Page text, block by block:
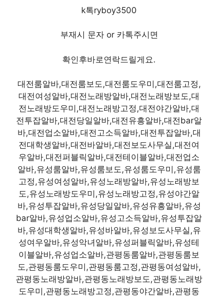
k톡ryboy3500
부재시 문자 or 카톡주시면
확인후바로연락드릴게요.
대전룸알바,대전룸보도,대전룸도우미,대전룸고정,
대전여성알바,대전노래방알바,대전노래방보도,대
전노래방도우미,대전노래방고정,대전야간알바,대
전투잡알바,대전당일알바,대전유흥알바,대전bar알
바,대전업소알바,대전고소득알바,대전투잡알바,대
전대학생알바,대전바알바,대전보도사무실,대전여
우알바,대전퍼블릭알바,대전테이블알바,대전업소
알바,유성룸알바,유성룸보도,유성룸도우미,유성룸
고정,유성여성알바,유성노래방알바,유성노래방보
도,유성노래방도우미,유성노래방고정,유성야간알
바,유성투잡알바,유성당일알바,유성유흥알바,유성
bar알바,유성업소알바,유성고소득알바,유성투잡알
바,유성대학생알바,유성바알바,유성보도사무실,유
성여우알바,유성악녀알바,유성퍼블릭알바,유성테
이블알바,유성업소알바,관평동룸알바,관평동룸보
도,관평동룸도우미,관평동룸고정,관평동여성알바,
관평동노래방알바,관평동노래방보도,관평동노래방
도우미,관평동노래방고정,관평동야간알바,관평동